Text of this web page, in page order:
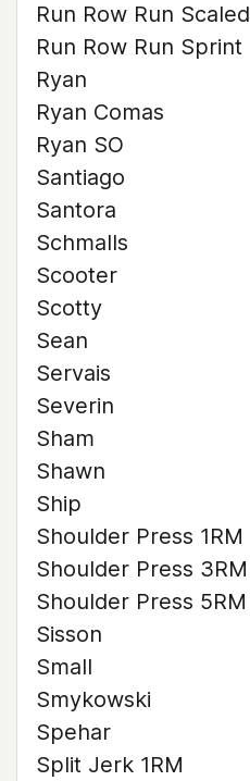
Run Row Run Scaled
Run Row Run Sprint
Ryan
Ryan Comas
Ryan SO
Santiago
Santora
Schmalls
Scooter
Scotty
Sean
Servais
Severin
Sham
Shawn
Ship
Shoulder Press 1RM
Shoulder Press 3RM
Shoulder Press 5RM
Sisson
Small
Smykowski
Spehar
Split Jerk 1RM